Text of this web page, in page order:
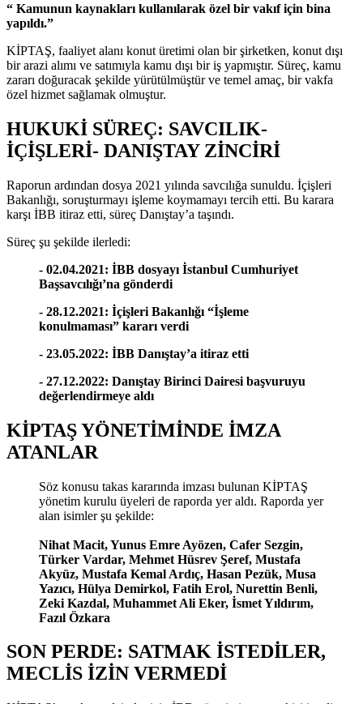
“ Kamunun kaynakları kullanılarak özel bir vakıf için bina
yapıldı.”
KİPTAŞ, faaliyet alanı konut üretimi olan bir şirketken, konut dışı
bir arazi alımı ve satımıyla kamu dışı bir iş yapmıştır. Süreç, kamu
zararı doğuracak şekilde yürütülmüştür ve temel amaç, bir vakfa
özel hizmet sağlamak olmuştur.
HUKUKİ SÜREÇ: SAVCILIK-
İÇİŞLERİ- DANIŞTAY ZİNCİRİ
Raporun ardından dosya 2021 yılında savcılığa sunuldu. İçişleri
Bakanlığı, soruşturmayı işleme koymamayı tercih etti. Bu karara
karşı İBB itiraz etti, süreç Danıştay’a taşındı.
Süreç şu şekilde ilerledi:
- 02.04.2021: İBB dosyayı İstanbul Cumhuriyet
Başsavcılığı’na gönderdi
- 28.12.2021: İçişleri Bakanlığı “İşleme
konulmaması” kararı verdi
- 23.05.2022: İBB Danıştay’a itiraz etti
- 27.12.2022: Danıştay Birinci Dairesi başvuruyu
değerlendirmeye aldı
KİPTAŞ YÖNETİMİNDE İMZA
ATANLAR
Söz konusu takas kararında imzası bulunan KİPTAŞ
yönetim kurulu üyeleri de raporda yer aldı. Raporda yer
alan isimler şu şekilde:
Nihat Macit, Yunus Emre Ayözen, Cafer Sezgin,
Türker Vardar, Mehmet Hüsrev Şeref, Mustafa
Akyüz, Mustafa Kemal Ardıç, Hasan Pezük, Musa
Yazıcı, Hülya Demirkol, Fatih Erol, Nurettin Benli,
Zeki Kazdal, Muhammet Ali Eker, İsmet Yıldırım,
Fazıl Özkara
SON PERDE: SATMAK İSTEDİLER,
MECLİS İZİN VERMEDİ